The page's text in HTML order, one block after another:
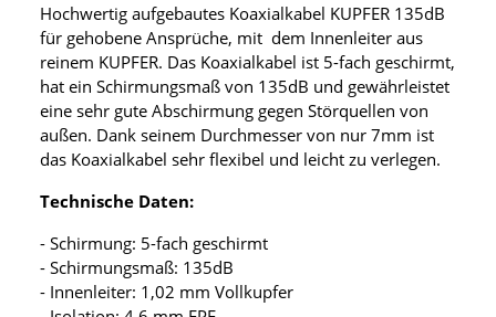
Hochwertig aufgebautes Koaxialkabel KUPFER 135dB
für gehobene Ansprüche, mit dem Innenleiter aus
reinem KUPFER. Das Koaxialkabel ist 5-fach geschirmt,
hat ein Schirmungsmaß von 135dB und gewährleistet
eine sehr gute Abschirmung gegen Störquellen von
außen. Dank seinem Durchmesser von nur 7mm ist
das Koaxialkabel sehr flexibel und leicht zu verlegen.
Technische Daten:
- Schirmung: 5-fach geschirmt
- Schirmungsmaß: 135dB
- Innenleiter: 1,02 mm Vollkupfer